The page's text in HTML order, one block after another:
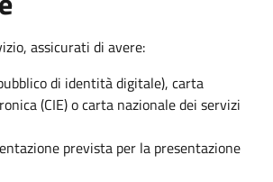
assicurati di avere:
di identità digitale), carta
(CIE) o carta nazionale dei servizi
prevista per la presentazione